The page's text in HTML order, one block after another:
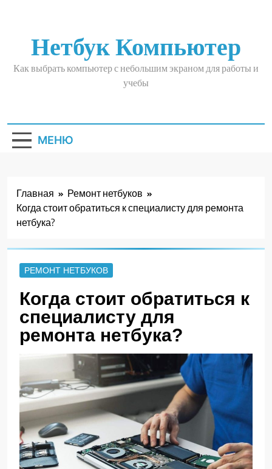
Нетбук Компьютер
Как выбрать компьютер с небольшим экраном для работы и
учебы
МЕНЮ
Главная
Ремонт нетбуков
Когда стоит обратиться к специалисту для ремонта
нетбука?
РЕМОНТ НЕТБУКОВ
Когда стоит обратиться к
специалисту для
ремонта нетбука?